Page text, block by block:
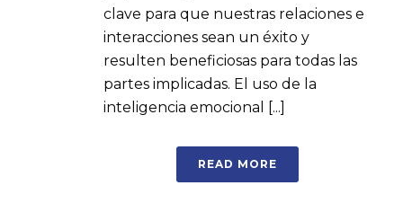
clave para que nuestras relaciones e
interacciones sean un éxito y
resulten beneficiosas para todas las
partes implicadas. El uso de la
inteligencia emocional [...]
READ MORE